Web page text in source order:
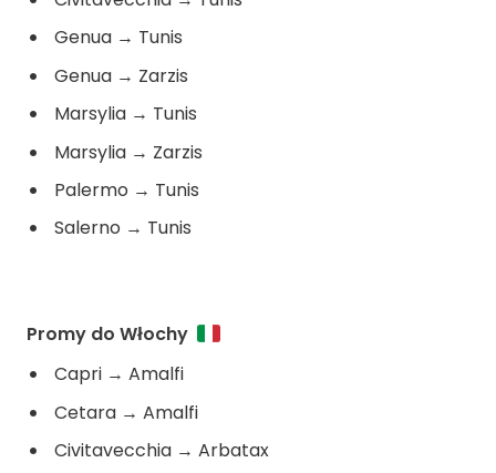
Genua → Tunis
Genua → Zarzis
Marsylia → Tunis
Marsylia → Zarzis
Palermo → Tunis
Salerno → Tunis
Promy do Włochy
Capri → Amalfi
Cetara → Amalfi
Civitavecchia → Arbatax